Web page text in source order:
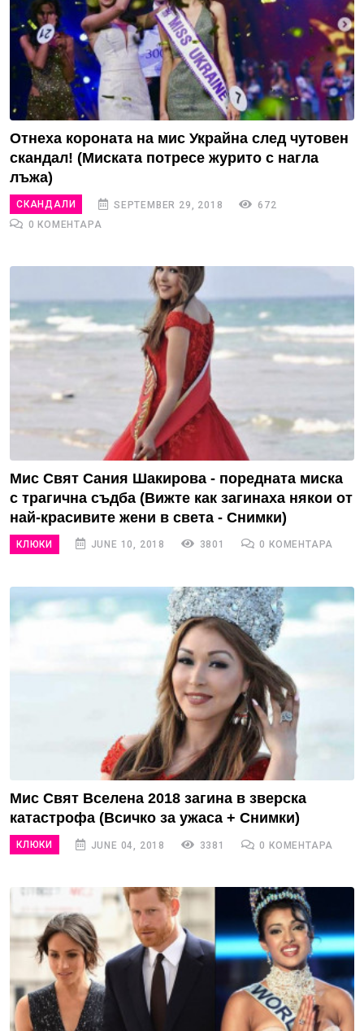
Отнеха короната на мис Украйна след чутовен
скандал! (Миската потресе журито с нагла
лъжа)
СКАНДАЛИ SEPTEMBER 29, 2018
672
0 КОМЕНТАРА
Мис Свят Сания Шакирова - поредната миска
с трагична съдба (Вижте как загинаха някои от
най-красивите жени в света - Снимки)
КЛЮКИ JUNE 10, 2018 3801 0 КОМЕНТАРА
Мис Свят Вселена 2018 загина в зверска
катастрофа (Всичко за ужаса + Снимки)
КЛЮКИ JUNE 04, 2018 3381 0 КОМЕНТАРА